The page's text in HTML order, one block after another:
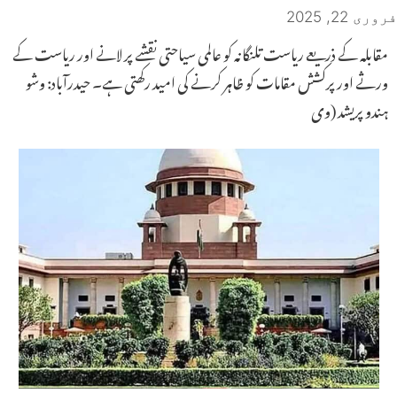
فروری 22, 2025
مقابلہ کے ذریعے ریاست تلنگانہ کو عالمی سیاحتی نقشے پر لانے اور ریاست کے
ورثے اور پرکشش مقامات کو ظاہر کرنے کی امید رکھتی ہے۔ حیدرآباد: وشو
ہندو پریشد (وی